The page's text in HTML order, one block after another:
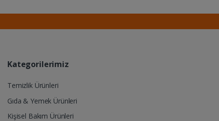
Kategorilerimiz
Temizlik Ürünleri
Gıda & Yemek Ürünleri
Kişisel Bakım Ürünleri